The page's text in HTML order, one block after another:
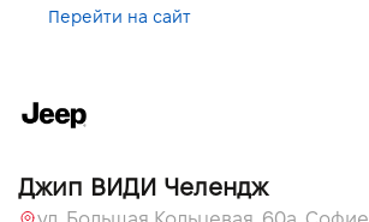
Перейти на сайт
Джип ВИДИ Челендж